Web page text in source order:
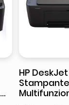
HP DeskJet
Stampante